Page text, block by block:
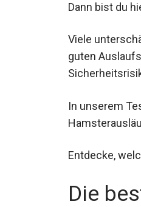
Dann bist du
Viele
guten
In unserem
Entdecke,
Die